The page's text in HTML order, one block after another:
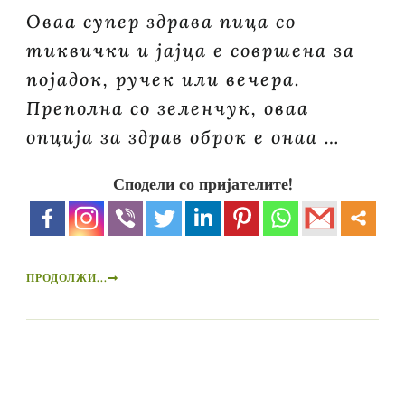
Оваа супер здрава пица со
тиквички и јајца е совршена за
појадок, ручек или вечера.
Преполна со зеленчук, оваа
опција за здрав оброк е онаа …
Сподели со пријателите!
ПРОДОЛЖИ...